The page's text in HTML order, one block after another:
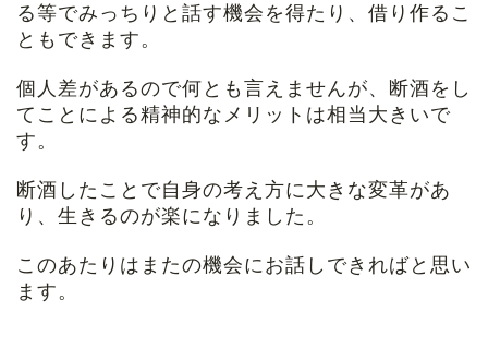
る等でみっちりと話す機会を得たり、借り作るこ
ともできます。
個人差があるので何とも言えませんが、断酒をし
てことによる精神的なメリットは相当大きいで
す。
断酒したことで自身の考え方に大きな変革があ
り、生きるのが楽になりました。
このあたりはまたの機会にお話しできればと思い
ます 。